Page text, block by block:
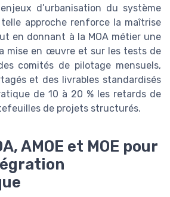
d’urbanisation du système
approche renforce la maîtrise
en donnant à la MOA métier une
mise en œuvre et sur les tests de
comités de pilotage mensuels,
et des livrables standardisés
de 10 à 20 % les retards de
de projets structurés.
AMOE et MOE pour